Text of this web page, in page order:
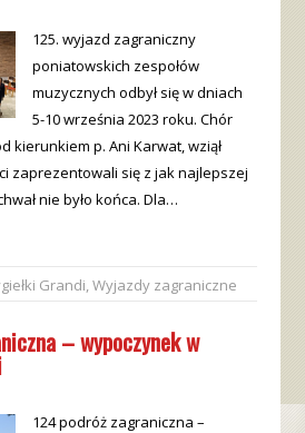
125. wyjazd zagraniczny
poniatowskich zespołów
muzycznych odbył się w dniach
5-10 września 2023 roku. Chór
kierunkiem p. Ani Karwat, wziął
zaprezentowali się z jak najlepszej
nie było końca. Dla…
Grandi,Wyjazdy zagraniczne
– wypoczynek w
124 podróż zagraniczna –